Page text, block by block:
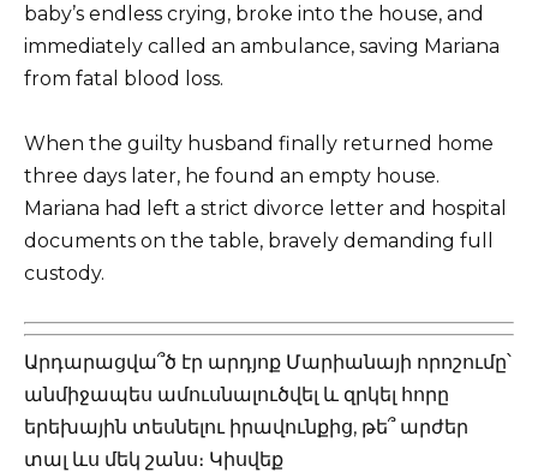
baby’s endless crying, broke into the house, and
immediately called an ambulance, saving Mariana
from fatal blood loss.
When the guilty husband finally returned home
three days later, he found an empty house.
Mariana had left a strict divorce letter and hospital
documents on the table, bravely demanding full
custody.
Արդարացվա՞ծ էր արդյոք Մարիանայի որոշումը՝
անմիջապես ամուսնալուծվել և զրկել հորը
երեխային տեսնելու իրավունքից, թե՞ արժեր
տալ ևս մեկ շանս։ Կիսվեք